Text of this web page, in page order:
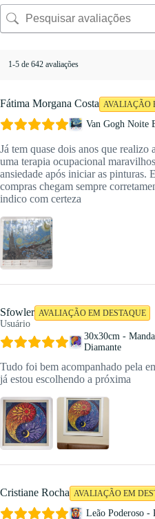
1-5 de 642 avaliações
Fátima Morgana Costa AVALIAÇÃO
Van Gogh Noite
Já tem quase dois anos que realizo
uma terapia ocupacional
ansiedade após iniciar as
compras chegam sempre
indico com certeza
Sfowler
Usuário
AVALIAÇÃO EM DESTAQUE
30x30cm -
Diamante
Tudo foi bem acompanhado pela
já estou escolhendo a próxima
Cristiane Rocha AVALIAÇÃO EM
Leão Poderoso